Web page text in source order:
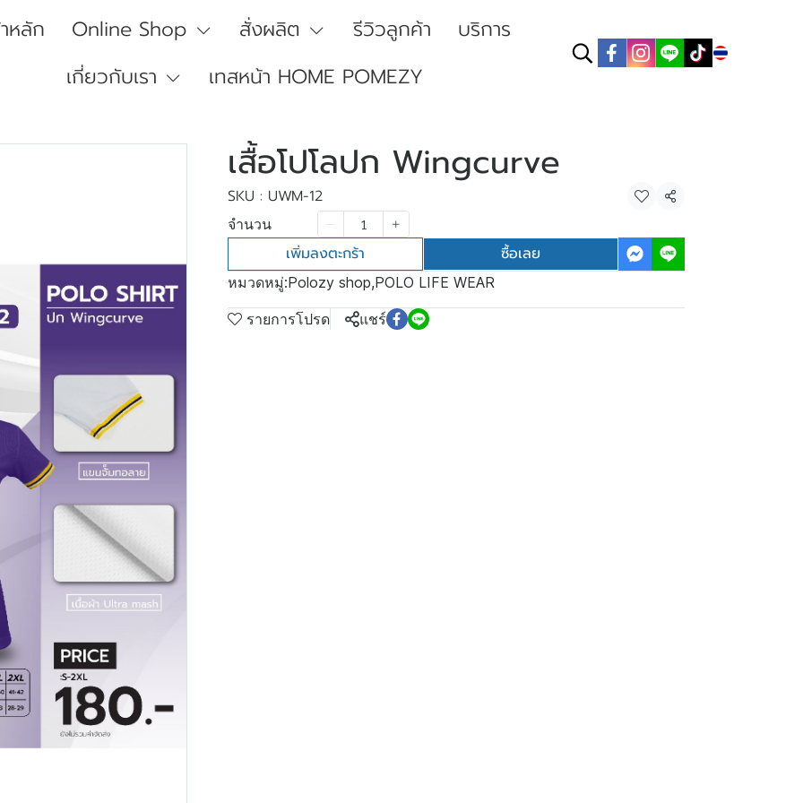
หลัก Online Shop สั่งผลิต รีวิวลูกค้า
บริการ
เกี่ยวกับเรา
เทสหน้า HOME POMEZY
เสื้อโปโลปก Wingcurve
SKU : UWM-12 แชร์
จำนวน
เพิ่มลงตะกร้า ซื้อเลย
หมวดหมู่:Polozy shop,POLO LIFE WEAR
รายการโปรด แชร์